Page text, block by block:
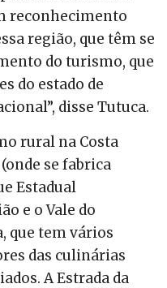
reconhecimento
região, que têm se
do turismo, que
do estado de
disse Tutuca.
rural na Costa
se fabrica
Estadual
e o Vale do
que tem vários
das culinárias
A Estrada da